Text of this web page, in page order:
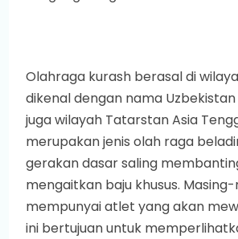
Olahraga kurash berasal di
dikenal dengan nama
juga wilayah Tatarstan Asia
merupakan jenis olah raga
gerakan dasar saling
mengaitkan baju khusus.
mempunyai atlet yang akan
ini bertujuan untuk